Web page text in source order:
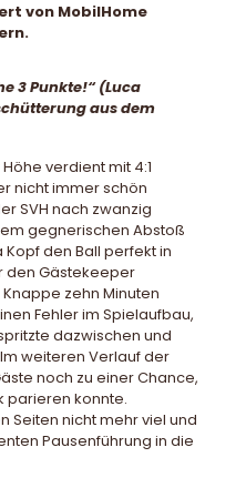
von MobilHome
3 Punkte!“ (Luca
aus dem
verdient mit 4:1
nicht immer schön
SVH nach zwanzig
gegnerischen Abstoß
den Ball perfekt in
den Gästekeeper
zehn Minuten
Fehler im Spielaufbau,
dazwischen und
weiteren Verlauf der
noch zu einer Chance,
parieren konnte.
Seiten nicht mehr viel und
Pausenführung in die